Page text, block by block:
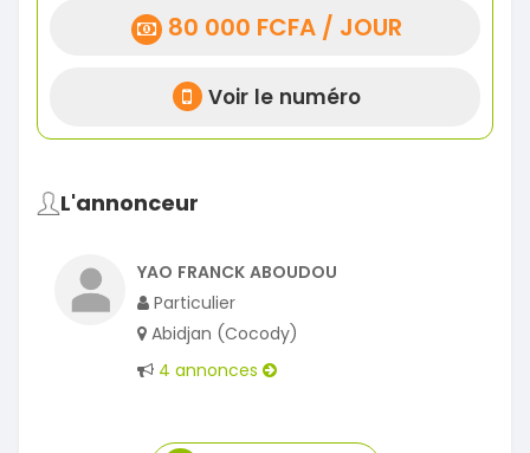
80 000 FCFA / JOUR
Voir le numéro
L'annonceur
YAO FRANCK ABOUDOU
Particulier
Abidjan (Cocody)
4 annonces